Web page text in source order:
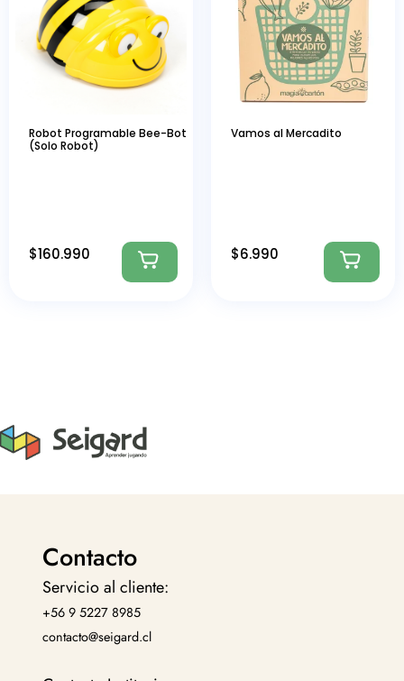
Robot Programable Bee-Bot
(Solo Robot)
$160.990
Vamos al Mercadito
$6.990
Contacto
Servicio al cliente:
+56 9 5227 8985
contacto@seigard.cl